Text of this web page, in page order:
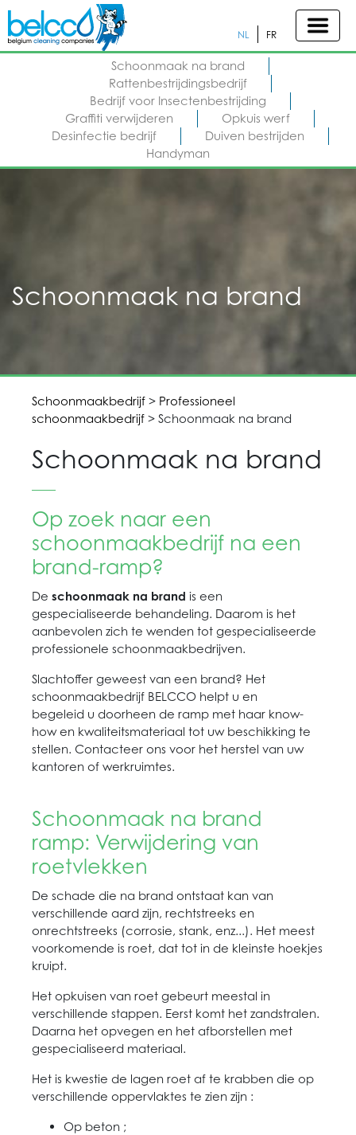
NL FR
Schoonmaak na brand
Rattenbestrijdingsbedrijf
Bedrijf voor Insectenbestrijding
Graffiti verwijderen
Opkuis werf
Desinfectie bedrijf
Duiven bestrijden
Handyman
Schoonmaak na brand
Schoonmaakbedrijf > Professioneel
schoonmaakbedrijf > Schoonmaak na brand
Schoonmaak na brand
Op zoek naar een
schoonmaakbedrijf na een
brand-ramp?
De schoonmaak na brand is een
gespecialiseerde behandeling. Daarom is het
aanbevolen zich te wenden tot gespecialiseerde
professionele schoonmaakbedrijven.
Slachtoffer geweest van een brand? Het
schoonmaakbedrijf BELCCO helpt u en
begeleid u doorheen de ramp met haar know-
how en kwaliteitsmateriaal tot uw beschikking te
stellen. Contacteer ons voor het herstel van uw
kantoren of werkruimtes.
Schoonmaak na brand
ramp: Verwijdering van
roetvlekken
De schade die na brand ontstaat kan van
verschillende aard zijn, rechtstreeks en
onrechtstreeks (corrosie, stank, enz...). Het meest
voorkomende is roet, dat tot in de kleinste hoekjes
kruipt.
Het opkuisen van roet gebeurt meestal in
verschillende stappen. Eerst komt het zandstralen.
Daarna het opvegen en het afborstellen met
gespecialiseerd materiaal.
Het is kwestie de lagen roet af te krabben die op
verschillende oppervlaktes te zien zijn :
Op beton ;